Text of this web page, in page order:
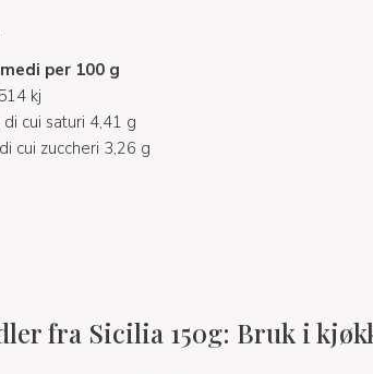
per 100 g
kj
cui saturi 4,41 g
cui zuccheri 3,26 g
fra Sicilia 150g: Bruk i